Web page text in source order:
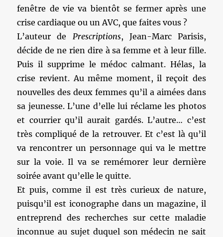
fenêtre de vie va bientôt se fermer après une
crise cardiaque ou un AVC, que faites vous ?
L’auteur de Prescriptions, Jean-Marc Parisis,
décide de ne rien dire à sa femme et à leur fille.
Puis il supprime le médoc calmant. Hélas, la
crise revient. Au même moment, il reçoit des
nouvelles des deux femmes qu’il a aimées dans
sa jeunesse. L’une d’elle lui réclame les photos
et courrier qu’il aurait gardés. L’autre… c’est
très compliqué de la retrouver. Et c’est là qu’il
va rencontrer un personnage qui va le mettre
sur la voie. Il va se remémorer leur dernière
soirée avant qu’elle le quitte.
Et puis, comme il est très curieux de nature,
puisqu’il est iconographe dans un magazine, il
entreprend des recherches sur cette maladie
inconnue au sujet duquel son médecin ne sait